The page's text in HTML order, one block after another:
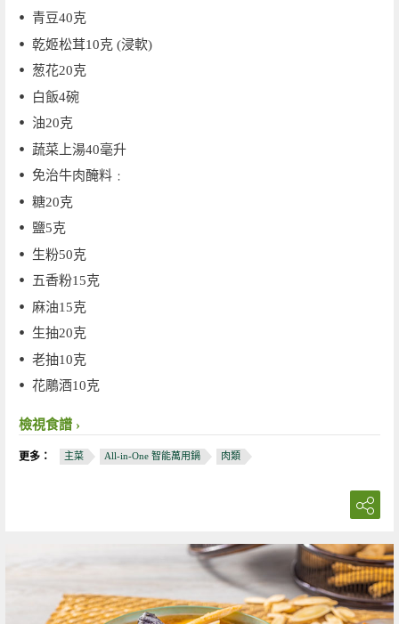
青豆40克
乾姬松茸10克 (浸軟)
葱花20克
白飯4碗
油20克
蔬菜上湯40毫升
免治牛肉醃料﹕
糖20克
鹽5克
生粉50克
五香粉15克
麻油15克
生抽20克
老抽10克
花鵰酒10克
檢視食譜
更多： 主菜 All-in-One 智能萬用鍋 肉類